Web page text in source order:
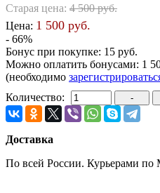
Старая цена: 4 500 руб.
Цена: 1 500 руб.
- 66%
Бонус при покупке: 15 руб.
Можно оплатить бонусами: 1
(необходимо
Количество:
Доставка
По всей России. Курьерами